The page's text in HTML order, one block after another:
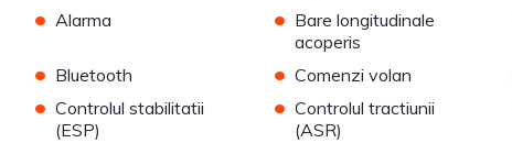
• Alarma • Bare longitudinale
acoperis
• Bluetooth • Comenzi volan
• Controlul stabilitatii
(ESP)
• Controlul tractiunii
(ASR)